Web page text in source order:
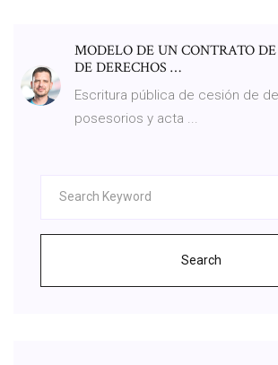
MODELO DE UN CONTRATO
DE DERECHOS …
Escritura pública de cesión de
posesorios y acta ...
Search